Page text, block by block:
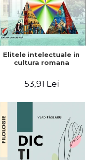
Elitele intelectuale in
cultura romana
53,91 Lei